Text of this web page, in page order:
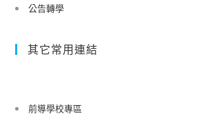
公告轉學
其它常用連結
前導學校專區